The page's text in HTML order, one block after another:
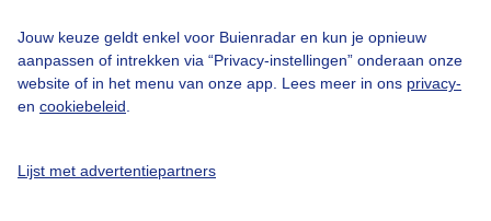
Jouw keuze geldt enkel voor Buienradar en kun je opnieuw
aanpassen of intrekken via “Privacy-instellingen” onderaan onze
website of in het menu van onze app. Lees meer in ons privacy-
en cookiebeleid
Lijst met advertentiepartners
Cookie beleid
Privacy instellingen
Gratis weerdata